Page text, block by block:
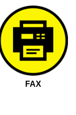
前にご本人の同意
がある場合であっ
のために特に必要
FAX